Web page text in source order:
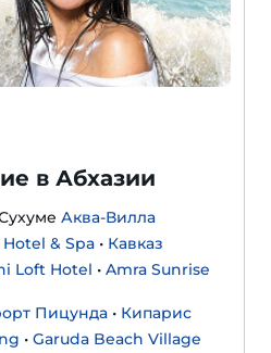
в Абхазии
Аква-Вилла
& Spa • Кавказ
Loft Hotel • Amra Sunrise
Пицунда • Кипарис
• Garuda Beach Village